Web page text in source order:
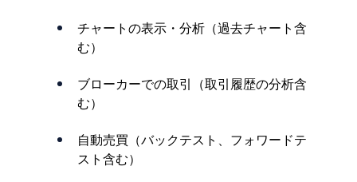
チャートの表示・分析（過去チャート含
む）
ブローカーでの取引（取引履歴の分析含
む）
自動売買（バックテスト、フォワードテ
スト含む）